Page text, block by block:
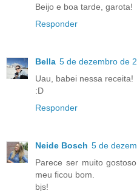
Beijo e boa tarde, garota!
Responder
Bella 5 de dezembro de
Uau, babei nessa receita!
:D
Responder
Neide Bosch 5 de
Parece ser muito
meu ficou bom.
bjs!